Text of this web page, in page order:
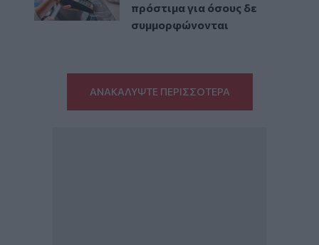
πρόστιμα για όσους δε
συμμορφώνονται
ΑΝΑΚΑΛΥΨΤΕ ΠΕΡΙΣΣΟΤΕΡΑ